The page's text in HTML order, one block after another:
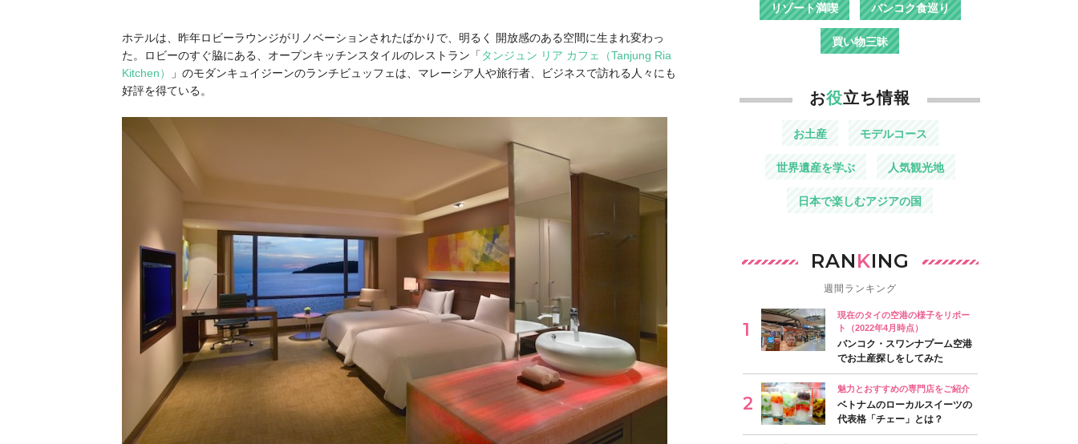
ホテルは、昨年ロビーラウンジがリノベーションされたばかりで、明るく 開放感のある空間に生まれ変わっ
た。ロビーのすぐ脇にある、オープンキッチンスタイルのレストラン「 タンジュン リア カフェ（Tanjung Ria
Kitchen）
」のモダンキュイジーンのランチビュッフェは、マレーシア人や旅行者、ビジネスで訪れる人々にも
好評を得ている。
リゾート満喫 バンコク食巡り
買い物三昧
お役立ち情報
お土産 モデルコース
世界遺産を学ぶ 人気観光地
日本で楽しむアジアの国
RANKING
週間ランキング
現在のタイの空港の様子をリポー
ト（2022年4月時点）
バンコク・スワンナプーム空港
でお土産探しをしてみた
魅力とおすすめの専門店をご紹介
ベトナムのローカルスイーツの
代表格「チェー」とは？